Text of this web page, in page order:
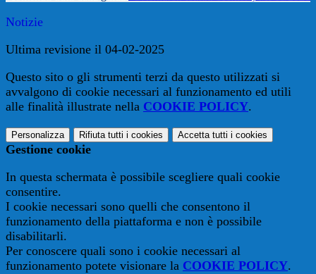
Notizie
Ultima revisione il 04-02-2025
Questo sito o gli strumenti terzi da questo utilizzati si
avvalgono di cookie necessari al funzionamento ed utili
alle finalità illustrate nella COOKIE POLICY.
Personalizza Rifiuta tutti i cookies Accetta tutti i cookies
Gestione cookie
In questa schermata è possibile scegliere quali cookie
consentire.
I cookie necessari sono quelli che consentono il
funzionamento della piattaforma e non è possibile
disabilitarli.
Per conoscere quali sono i cookie necessari al
funzionamento potete visionare la COOKIE POLICY.